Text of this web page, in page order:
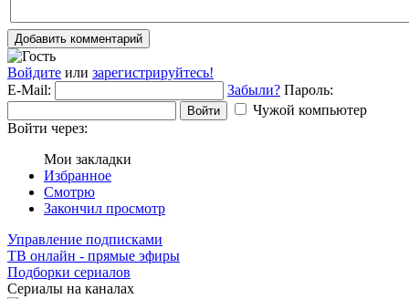
Добавить комментарий
Войдите или зарегистрируйтесь!
E-Mail:
Забыли? Пароль:
Войти
Чужой компьютер
Войти через:
Мои закладки
Избранное
Смотрю
Закончил просмотр
Управление подписками
ТВ онлайн - прямые эфиры
Подборки сериалов
Сериалы на каналах